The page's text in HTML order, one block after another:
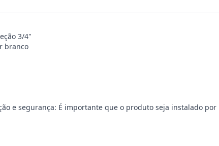
3/4"
branco
e segurança: É importante que o produto seja instalado